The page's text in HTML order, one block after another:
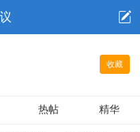
收藏
热帖 精华